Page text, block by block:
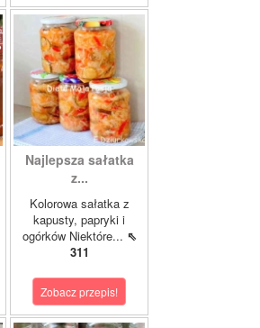
Najlepsza sałatka
z...
Kolorowa sałatka z
kapusty, papryki i
ogórków Niektóre... ⇖
311
Zobacz przepis!